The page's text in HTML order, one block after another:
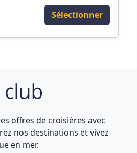
Sélectionner
offres de croisières avec
nos destinations et vivez
en mer.